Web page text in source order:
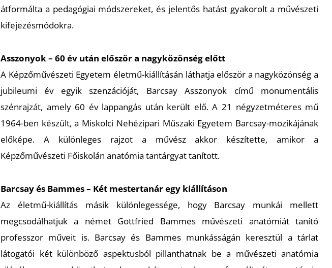
átformálta a pedagógiai módszereket, és jelentős hatást gyakorolt a művészeti
kifejezésmódokra.
Asszonyok– 60 év után először a nagyközönség előtt
A Képzőművészeti Egyetem életmű-kiállításán láthatja először a nagyközönség a
jubileumi év egyik szenzációját, BarcsayAsszonyok című monumentális
szénrajzát, amely 60 év lappangás után került elő. A 21 négyzetméteres mű
1964-ben készült, a Miskolci Nehézipari Műszaki Egyetem Barcsay-mozikájának
előképe. A különleges rajzot a művész akkor készítette, amikor a
Képzőművészeti Főiskolán anatómia tantárgyat tanított.
Barcsay és Bammes – Két mestertanár egy kiállításon
Az életmű-kiállítás másik különlegessége, hogy Barcsay munkái mellett
megcsodálhatjuk a német Gottfried Bammes művészeti anatómiát tanító
professzor műveit is. Barcsay és Bammes munkásságán keresztül a tárlat
látogatói két különböző aspektusból pillanthatnak be a művészeti anatómia